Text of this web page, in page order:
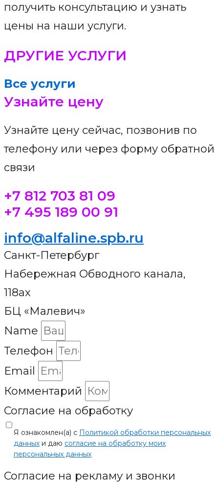
получить консультацию и узнать
цены на наши услуги.
ДРУГИЕ УСЛУГИ
Все услуги
Узнайте цену
Узнайте цену​ сейчас, позвонив по
телефону или через форму обратной
связи
+7 812 703 81 09
+7 495 189 00 91
info@alfaline.spb.ru
Санкт-Петербург
Набережная Обводного канала,
118ах
БЦ «Малевич»
Name
Телефон
Email
Комментарий
Согласие на обработку
Я ознакомлен(а) с Политикой обработки персональных
данных и даю согласие на обработку моих
персональных данных
Согласие на рекламу и звонки